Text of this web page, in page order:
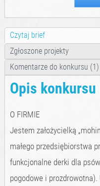
Czytaj brief
Zgłoszone projekty
Komentarze do konkursu (1)
Opis konkursu
O FIRMIE
Jestem założycielką
małego przedsiębiorstwa
funkcjonalne derki dla
pogodowe i